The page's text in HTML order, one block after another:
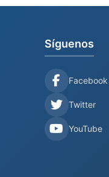
Síguenos
Facebook
Twitter
YouTube